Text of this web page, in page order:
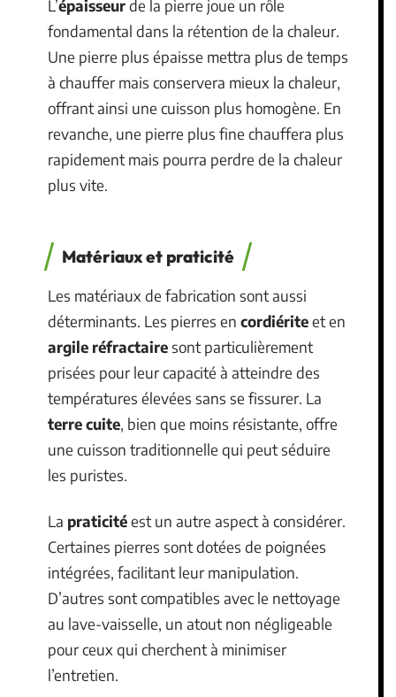
L’épaisseurde la pierre joue un rôle
fondamental dans la rétention de la chaleur.
Une pierre plus épaisse mettra plus de temps
à chauffer mais conservera mieux la chaleur,
offrant ainsi une cuisson plus homogène. En
revanche, une pierre plus fine chauffera plus
rapidement mais pourra perdre de la chaleur
plus vite.
Matériaux et praticité
Les matériaux de fabrication sont aussi
déterminants. Les pierres en cordiériteet en
argile réfractairesont particulièrement
prisées pour leur capacité à atteindre des
températures élevées sans se fissurer. La
terre cuite, bien que moins résistante, offre
une cuisson traditionnelle qui peut séduire
les puristes.
La praticitéest un autre aspect à considérer.
Certaines pierres sont dotées de poignées
intégrées, facilitant leur manipulation.
D’autres sont compatibles avec le nettoyage
au lave-vaisselle, un atout non négligeable
pour ceux qui cherchent à minimiser
l’entretien.